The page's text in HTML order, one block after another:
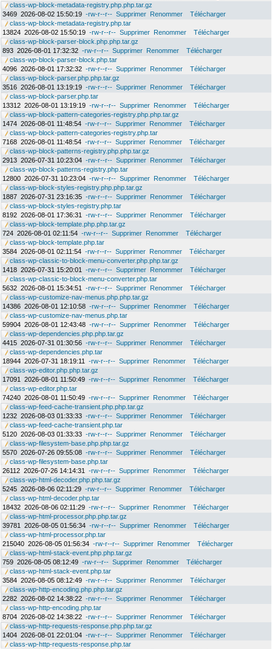
class-wp-block-metadata-registry.php.php.tar.gz
3469 2026-08-02 15:50:19 -rw-r--r-- Supprimer Renommer
Télécharger
class-wp-block-metadata-registry.php.tar
13824 2026-08-02 15:50:19 -rw-r--r-- Supprimer Renommer
Télécharger
class-wp-block-parser-block.php.php.tar.gz
893 2026-08-01 17:32:32 -rw-r--r-- Supprimer Renommer
Télécharger
class-wp-block-parser-block.php.tar
4096 2026-08-01 17:32:32 -rw-r--r-- Supprimer Renommer
Télécharger
class-wp-block-parser.php.php.tar.gz
3516 2026-08-01 13:19:19 -rw-r--r-- Supprimer Renommer
Télécharger
class-wp-block-parser.php.tar
13312 2026-08-01 13:19:19 -rw-r--r-- Supprimer Renommer
Télécharger
class-wp-block-pattern-categories-registry.php.php.tar.gz
1474 2026-08-01 11:48:54 -rw-r--r-- Supprimer Renommer
Télécharger
class-wp-block-pattern-categories-registry.php.tar
7168 2026-08-01 11:48:54 -rw-r--r-- Supprimer Renommer
Télécharger
class-wp-block-patterns-registry.php.php.tar.gz
2913 2026-07-31 10:23:04 -rw-r--r-- Supprimer Renommer
Télécharger
class-wp-block-patterns-registry.php.tar
12800 2026-07-31 10:23:04 -rw-r--r-- Supprimer Renommer
Télécharger
class-wp-block-styles-registry.php.php.tar.gz
1887 2026-07-31 23:16:35 -rw-r--r-- Supprimer Renommer
Télécharger
class-wp-block-styles-registry.php.tar
8192 2026-08-01 17:36:31 -rw-r--r-- Supprimer Renommer
Télécharger
class-wp-block-template.php.php.tar.gz
724 2026-08-01 02:11:54 -rw-r--r-- Supprimer Renommer
Télécharger
class-wp-block-template.php.tar
3584 2026-08-01 02:11:54 -rw-r--r-- Supprimer Renommer
Télécharger
class-wp-classic-to-block-menu-converter.php.php.tar.gz
1418 2026-07-31 15:20:01 -rw-r--r-- Supprimer Renommer
Télécharger
class-wp-classic-to-block-menu-converter.php.tar
5632 2026-08-01 15:34:51 -rw-r--r-- Supprimer Renommer
Télécharger
class-wp-customize-nav-menus.php.php.tar.gz
14386 2026-08-01 12:10:58 -rw-r--r-- Supprimer Renommer
Télécharger
class-wp-customize-nav-menus.php.tar
59904 2026-08-01 12:43:48 -rw-r--r-- Supprimer Renommer
Télécharger
class-wp-dependencies.php.php.tar.gz
4415 2026-07-31 01:30:56 -rw-r--r-- Supprimer Renommer
Télécharger
class-wp-dependencies.php.tar
18944 2026-07-31 18:19:11 -rw-r--r-- Supprimer Renommer
Télécharger
class-wp-editor.php.php.tar.gz
17091
2026-08-01 11:50:49 -rw-r--r-- Supprimer Renommer
Télécharger
class-wp-editor.php.tar
74240 2026-08-01 11:50:49 -rw-r--r-- Supprimer Renommer
Télécharger
class-wp-feed-cache-transient.php.php.tar.gz
1232 2026-08-03 01:33:33 -rw-r--r-- Supprimer Renommer
Télécharger
class-wp-feed-cache-transient.php.tar
5120 2026-08-03 01:33:33 -rw-r--r-- Supprimer Renommer
Télécharger
class-wp-filesystem-base.php.php.tar.gz
5570 2026-07-26 09:55:08 -rw-r--r-- Supprimer Renommer
Télécharger
class-wp-filesystem-base.php.tar
26112 2026-07-26 14:14:31 -rw-r--r-- Supprimer Renommer
Télécharger
class-wp-html-decoder.php.php.tar.gz
5245 2026-08-06 02:11:29 -rw-r--r-- Supprimer Renommer
Télécharger
class-wp-html-decoder.php.tar
18432 2026-08-06 02:11:29 -rw-r--r-- Supprimer Renommer
Télécharger
class-wp-html-processor.php.php.tar.gz
39781
2026-08-05 01:56:34 -rw-r--r-- Supprimer Renommer
Télécharger
class-wp-html-processor.php.tar
215040 2026-08-05 01:56:34 -rw-r--r-- Supprimer Renommer
Télécharger
class-wp-html-stack-event.php.php.tar.gz
759 2026-08-05 08:12:49 -rw-r--r-- Supprimer Renommer
Télécharger
class-wp-html-stack-event.php.tar
3584 2026-08-05 08:12:49 -rw-r--r-- Supprimer Renommer
Télécharger
class-wp-http-encoding.php.php.tar.gz
2282 2026-08-02 14:38:22 -rw-r--r-- Supprimer Renommer
Télécharger
class-wp-http-encoding.php.tar
8704 2026-08-02 14:38:22 -rw-r--r-- Supprimer Renommer
Télécharger
class-wp-http-requests-response.php.php.tar.gz
1404 2026-08-01 22:01:04 -rw-r--r-- Supprimer Renommer
Télécharger
class-wp-http-requests-response.php.tar